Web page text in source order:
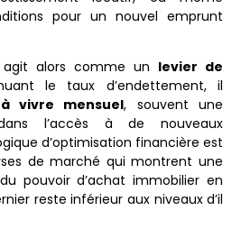
pour un nouvel emprunt
agit alors comme un levier de
le taux d’endettement,il
àvivre mensuel, souventune
l’accès àdenouveaux
d’optimisation financière est
demarché quimontrent une
du pouvoird’achatimmobilieren
resteinférieur aux niveauxd’il